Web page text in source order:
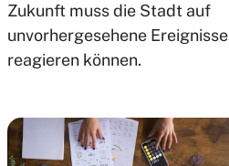
Zukunft muss die Stadt auf
unvorhergesehene Ereignisse
reagieren können.